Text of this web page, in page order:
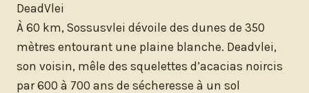
DeadVlei
À 60 km, Sossusvlei dévoile des dunes de 350
mètres entourant une plaine blanche. Deadvlei,
son voisin, mêle des squelettes d’acacias noircis
par 600 à 700 ans de sécheresse à un sol